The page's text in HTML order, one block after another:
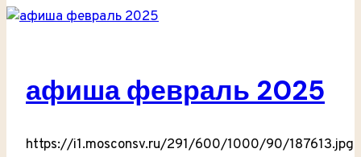
афиша февраль 2025
https://i1.mosconsv.ru/291/600/1000/90/187613.jpg